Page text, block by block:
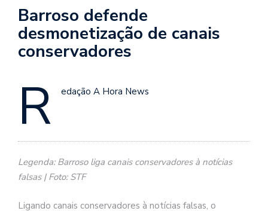
Barroso defende
desmonetização de canais
conservadores
R edação A Hora News
Legenda: Barroso liga canais conservadores à notícias
falsas | Foto: STF
Ligando canais conservadores à notícias falsas, o